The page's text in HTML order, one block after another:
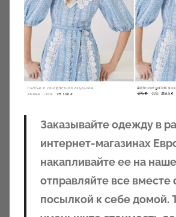
Заказывайте одежду в
интернет-магазинах
накапливайте ее на
отправляйте все вместе
посылкой к себе домой.